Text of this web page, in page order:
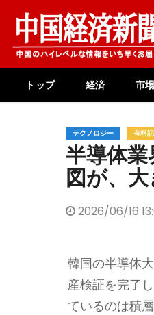
content
トップ 経済 市
テクノロジー 有料
半導体
図が、
2026/06/16
韓国の半導体
産検証を完了
ているのは積